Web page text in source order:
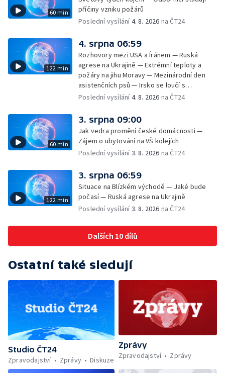
— Horko a požáry sužují Evropu — Rybářský
příměstský tábor
60 min
příčiny vzniku požárů
Poslední vysílání4. 8. 2026 na ČT24
122 min
4. srpna 06:59
Rozhovory mezi USA a Íránem — Ruská
agrese na Ukrajině — Extrémní teploty a
požáry na jihu Moravy — Mezinárodní den
asistenčních psů — Irsko se loučí s
hudebníkem Glenem Hansardem
Poslední vysílání4. 8. 2026 na ČT24
60 min
3. srpna 09:00
Jak vedra promění české domácnosti —
Zájem o ubytování na VŠ kolejích
Poslední vysílání3. 8. 2026 na ČT24
122 min
3. srpna 06:59
Situace na Blízkém východě — Jaké bude
počasí — Ruská agrese na Ukrajině
Poslední vysílání3. 8. 2026 na ČT24
Dalších 10 dílů
Ostatní také sledují
Studio ČT24
Zpravodajství
Zprávy Diskuze
Zprávy
Zpravodajství
Zprávy